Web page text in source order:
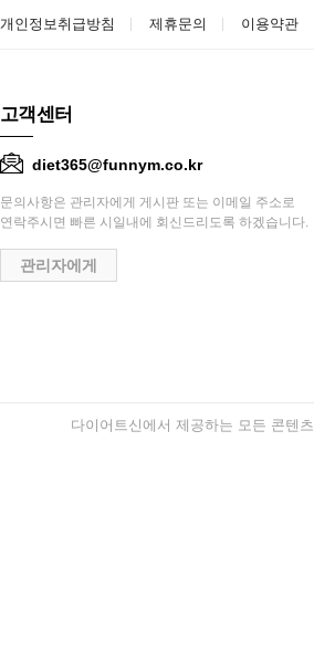
개인정보취급방침 제휴문의 이용약관
고객센터
diet365@funnym.co.kr
문의사항은 관리자에게 게시판 또는 이메일 주소로
연락주시면 빠른 시일내에 회신드리도록 하겠습니다.
관리자에게
다이어트신에서 제공하는 모든 콘텐